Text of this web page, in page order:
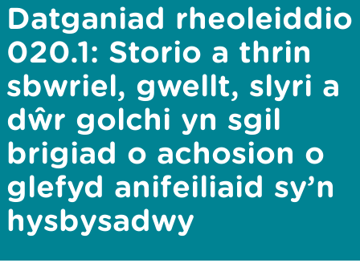
Datganiad rheoleiddio
020.1: Storio a thrin
sbwriel, gwellt, slyri a
dŵr golchi yn sgil
brigiad o achosion o
glefyd anifeiliaid sy’n
hysbysadwy